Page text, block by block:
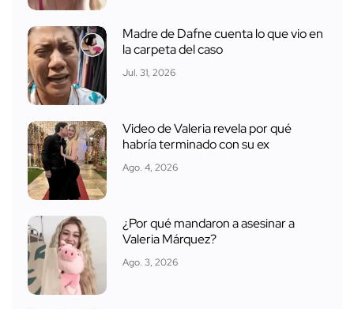
Madre de Dafne cuenta lo que vio en
la carpeta del caso
Jul. 31, 2026
Video de Valeria revela por qué
habría terminado con su ex
Ago. 4, 2026
¿Por qué mandaron a asesinar a
Valeria Márquez?
Ago. 3, 2026